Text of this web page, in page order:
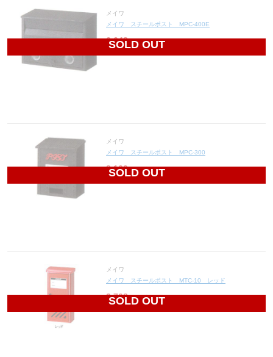
SOLD OUT
メイワ
メイワ スチールポスト MPC-400E
6,648 円(税込7,313円)
SOLD OUT
メイワ
メイワ スチールポスト MPC-300
8,100 円(税込8,910円)
SOLD OUT
メイワ
メイワ スチールポスト MTC-10 レッド
3,708 円(税込4,079円)